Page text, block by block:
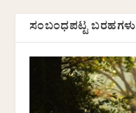
ಸಂಬಂಧಪಟ್ಟ ಬರಹಗಳು